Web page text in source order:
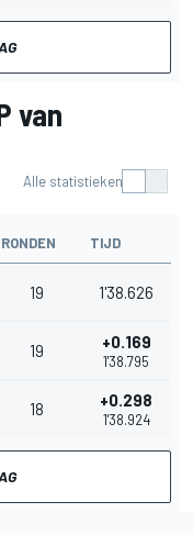
van
Alle statistieken
RONDEN TIJD
19 1'38.626
19 +0.169
1'38.795
18 +0.298
1'38.924